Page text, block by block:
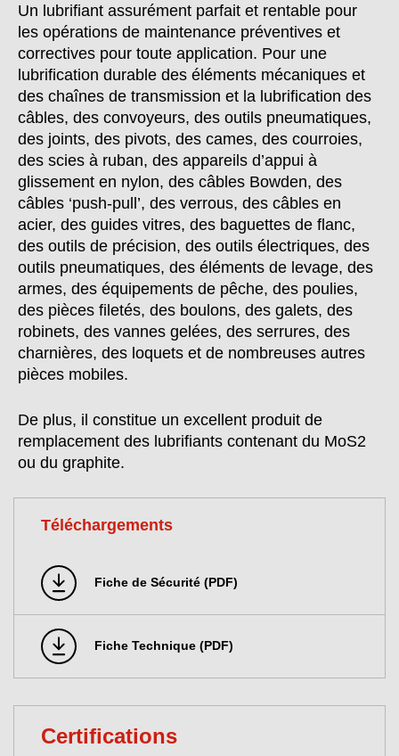
Un lubrifiant assurément parfait et rentable pour
les opérations de maintenance préventives et
correctives pour toute application. Pour une
lubrification durable des éléments mécaniques et
des chaînes de transmission et la lubrification des
câbles, des convoyeurs, des outils pneumatiques,
des joints, des pivots, des cames, des courroies,
des scies à ruban, des appareils d’appui à
glissement en nylon, des câbles Bowden, des
câbles ‘push-pull’, des verrous, des câbles en
acier, des guides vitres, des baguettes de flanc,
des outils de précision, des outils électriques, des
outils pneumatiques, des éléments de levage, des
armes, des équipements de pêche, des poulies,
des pièces filetés, des boulons, des galets, des
robinets, des vannes gelées, des serrures, des
charnières, des loquets et de nombreuses autres
pièces mobiles.
De plus, il constitue un excellent produit de
remplacement des lubrifiants contenant du MoS2
ou du graphite.
Téléchargements
Fiche de Sécurité (PDF)
Fiche Technique (PDF)
Certifications